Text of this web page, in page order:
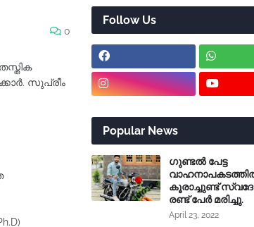
0
സുപ്രീം
Follow Us
Popular News
ഗുണ്ടൽ പേട്ട
കൂരാച്ചുണ്ട്
രണ്ട് പേർ മരിച്ചു.
April 23, 2022